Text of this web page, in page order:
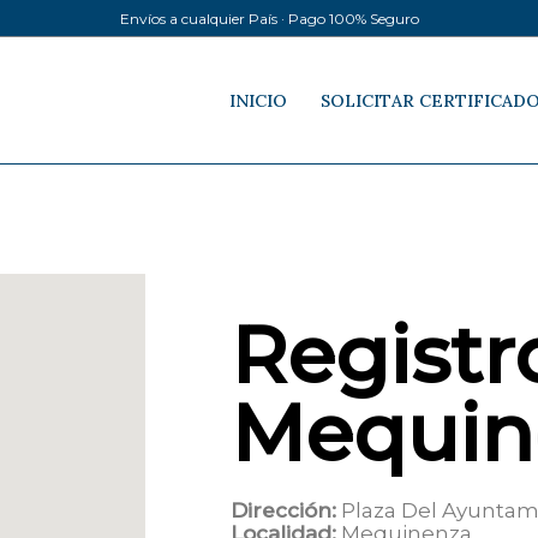
Envíos a cualquier País · Pago 100% Seguro
INICIO SOLICITAR
Dirección: Plaza Del
Localidad: Mequinenza